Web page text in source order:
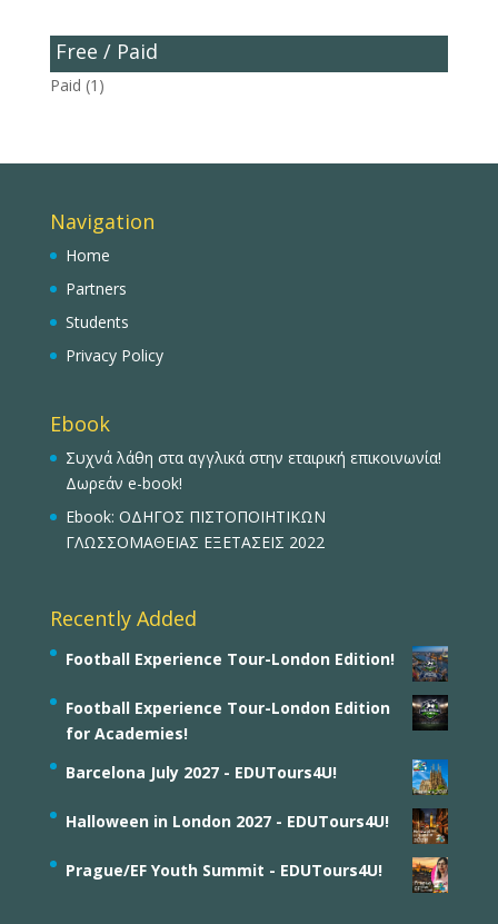
Free / Paid
Paid (1)
Navigation
Home
Partners
Students
Privacy Policy
Ebook
Συχνά λάθη στα αγγλικά στην εταιρική επικοινωνία!
Δωρεάν e-book!
Ebook: ΟΔΗΓΟΣ ΠΙΣΤΟΠΟΙΗΤΙΚΩΝ
ΓΛΩΣΣΟΜΑΘΕΙΑΣ ΕΞΕΤΑΣΕΙΣ 2022
Recently Added
Football Experience Tour-London Edition!
Football Experience Tour-London Edition
for Academies!
Barcelona July 2027 - EDUTours4U!
Halloween in London 2027 - EDUTours4U!
Prague/EF Youth Summit - EDUTours4U!